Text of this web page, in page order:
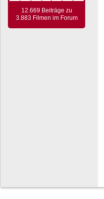
12.669 Beiträge zu
3.883 Filmen im Forum